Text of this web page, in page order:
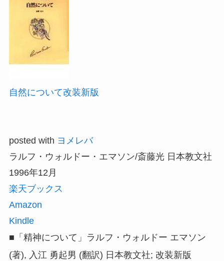
自然について改装新版
posted with ヨメレバ
ラルフ・ウォルドー・エマソン/斎藤光 日本教文社
1996年12月
楽天ブックス
Amazon
Kindle
■「精神について」ラルフ・ウォルドー エマソン
(著), 入江 勇起男 (翻訳) 日本教文社; 改装新版